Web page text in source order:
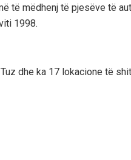
të mëdhenj të pjesëve të
1998.
dhe ka 17 lokacione të